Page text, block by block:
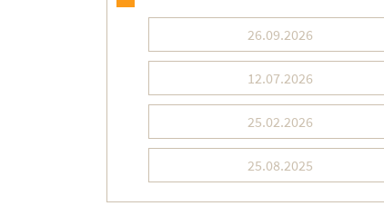
26.09.2026
12.07.2026
25.02.2026
25.08.2025